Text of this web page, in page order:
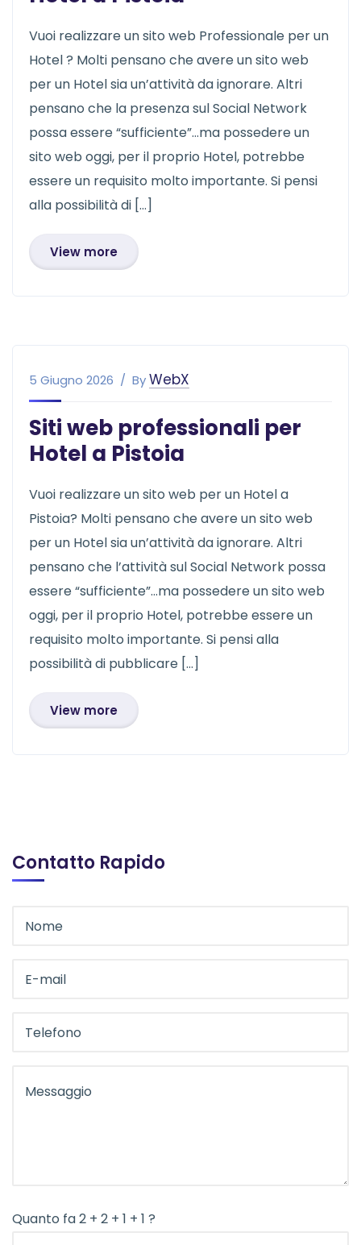
Vuoi realizzare un sito web Professionale per un
Hotel ? Molti pensano che avere un sito web
per un Hotel sia un’attività da ignorare. Altri
pensano che la presenza sul Social Network
possa essere “sufficiente”…ma possedere un
sito web oggi, per il proprio Hotel, potrebbe
essere un requisito molto importante. Si pensi
alla possibilità di […]
View more
5 Giugno 2026 ByWebX
Siti web professionali per
Hotel a Pistoia
Vuoi realizzare un sito web per un Hotel a
Pistoia? Molti pensano che avere un sito web
per un Hotel sia un’attività da ignorare. Altri
pensano che l’attività sul Social Network possa
essere “sufficiente”…ma possedere un sito web
oggi, per il proprio Hotel, potrebbe essere un
requisito molto importante. Si pensi alla
possibilità di pubblicare […]
View more
Contatto Rapido
Quanto fa 2 + 2 + 1 + 1 ?